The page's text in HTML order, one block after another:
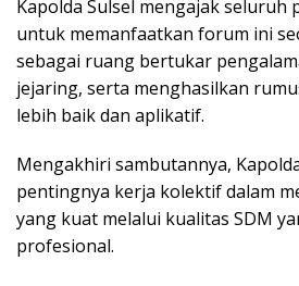
Kapolda Sulsel mengajak seluruh
untuk memanfaatkan forum ini
sebagai ruang bertukar
jejaring, serta menghasilkan
lebih baik dan aplikatif.
Mengakhiri sambutannya,
pentingnya kerja kolektif dalam
yang kuat melalui kualitas SDM
profesional.